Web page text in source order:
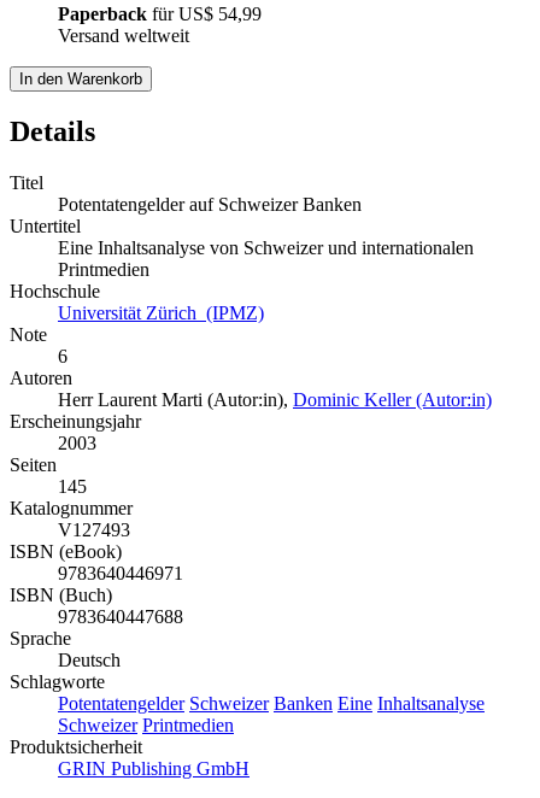
Paperback fürUS$ 54,99
Versand weltweit
In den Warenkorb
Details
Titel
Potentatengelder auf Schweizer Banken
Untertitel
Eine Inhaltsanalyse von Schweizer und internationalen
Printmedien
Hochschule
Universität Zürich (IPMZ)
Note
6
Autoren
Herr Laurent Marti (Autor:in), Dominic Keller (Autor:in)
Erscheinungsjahr
2003
Seiten
145
Katalognummer
V127493
ISBN (eBook)
9783640446971
ISBN (Buch)
9783640447688
Sprache
Deutsch
Schlagworte
Potentatengelder Schweizer Banken Eine Inhaltsanalyse
Schweizer Printmedien
Produktsicherheit
GRIN Publishing GmbH